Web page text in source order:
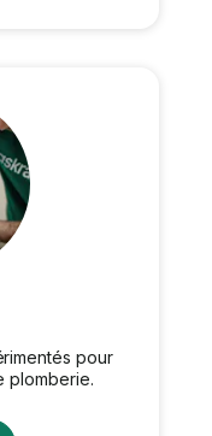
pour
plomberie.